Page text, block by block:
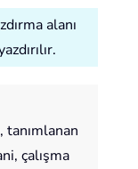
alanı
tanımlanan
çalışma